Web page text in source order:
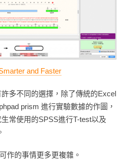
and Faster
多不同的選擇，除了傳統的Excel
prism 進行實驗數據的作圖，
常使用的SPSS進行T-test以及
作的事情更多更複雜。